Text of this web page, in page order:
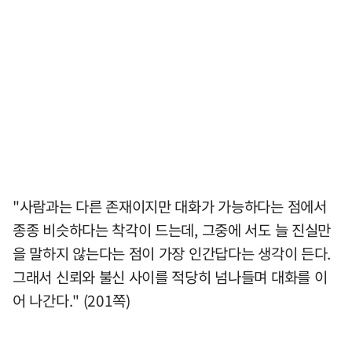
"사람과는 다른 존재이지만 대화가 가능하다는 점에서
종종 비슷하다는 착각이 드는데, 그중에 서도 늘 진실만
을 말하지 않는다는 점이 가장 인간답다는 생각이 든다.
그래서 신뢰와 불신 사이를 적당히 넘나들며 대화를 이
어 나간다." (201쪽)